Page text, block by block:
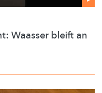
Waasser bleift an